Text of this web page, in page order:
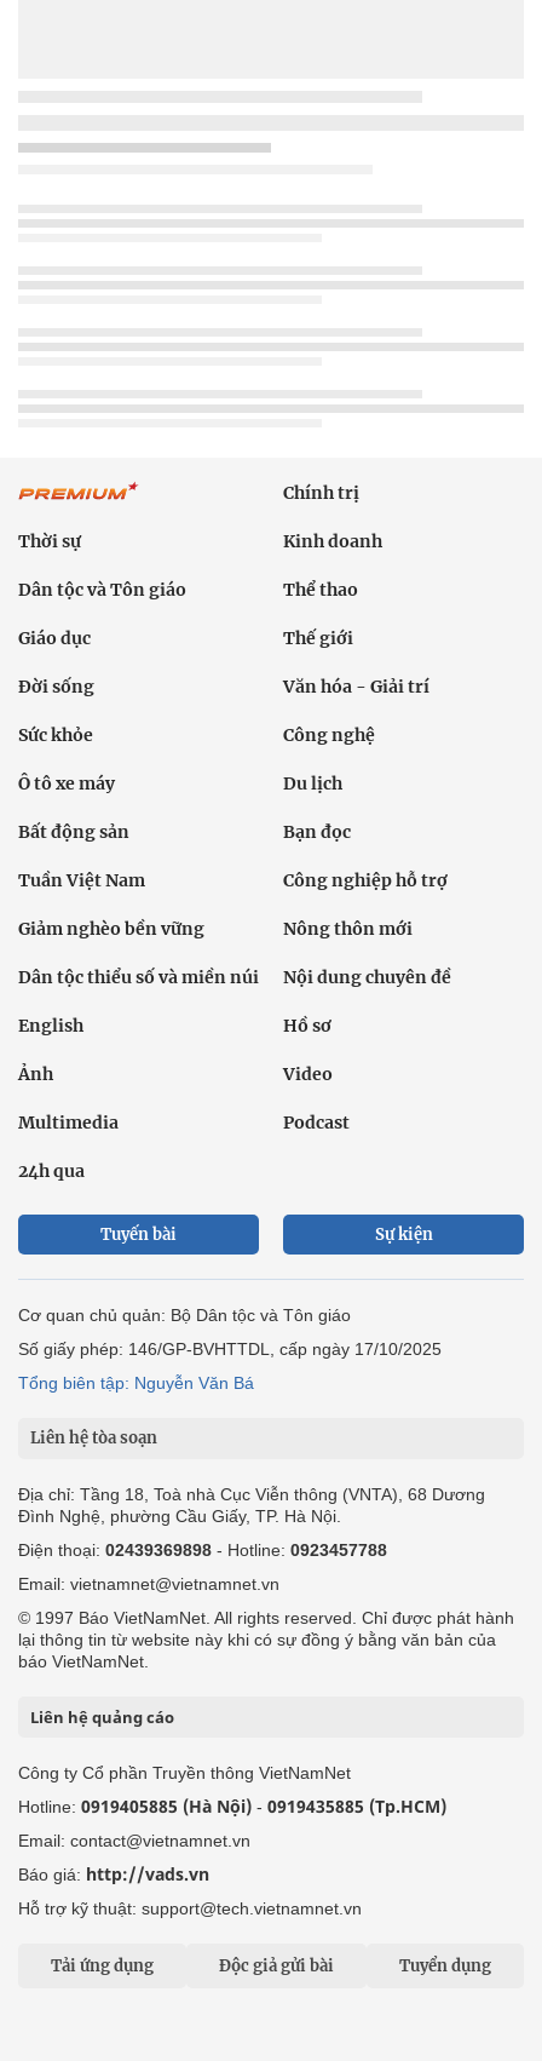
Chính trị
Thời sự Kinh doanh
Dân tộc và Tôn giáo Thể thao
Giáo dục Thế giới
Đời sống Văn hóa - Giải trí
Sức khỏe Công nghệ
Ô tô xe máy Du lịch
Bất động sản Bạn đọc
Tuần Việt Nam Công nghiệp hỗ trợ
Giảm nghèo bền vững Nông thôn mới
Dân tộc thiểu số và miền núi Nội dung chuyên đề
English Hồ sơ
Ảnh Video
Multimedia Podcast
24h qua
Tuyến bài Sự kiện
Cơ quan chủ quản: Bộ Dân tộc và Tôn giáo
Số giấy phép: 146/GP-BVHTTDL, cấp ngày 17/10/2025
Tổng biên tập: Nguyễn Văn Bá
Liên hệ tòa soạn
Địa chỉ: Tầng 18, Toà nhà Cục Viễn thông (VNTA), 68 Dương
Đình Nghệ, phường Cầu Giấy, TP. Hà Nội.
Điện thoại: 02439369898 - Hotline: 0923457788
Email: vietnamnet@vietnamnet.vn
© 1997 Báo VietNamNet. All rights reserved. Chỉ được phát hành
lại thông tin từ website này khi có sự đồng ý bằng văn bản của
báo VietNamNet.
Liên hệ quảng cáo
Công ty Cổ phần Truyền thông VietNamNet
Hotline: 0919405885 (Hà Nội) - 0919435885 (Tp.HCM)
Email: contact@vietnamnet.vn
Báo giá: http://vads.vn
Hỗ trợ kỹ thuật: support@tech.vietnamnet.vn
Tải ứng dụng Độc giả gửi bài Tuyển dụng